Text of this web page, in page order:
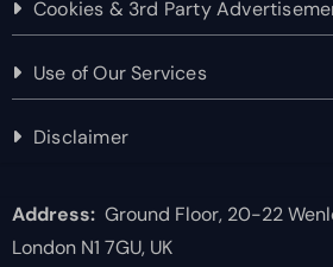
Cookies & 3rd Party
Use of Our Services
Disclaimer
Address:Ground Floor, 20-22
London N1 7GU, UK